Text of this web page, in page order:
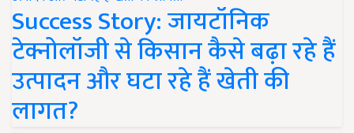
Success Story: जायटॉनिक
टेक्नोलॉजी से किसान कैसे बढ़ा रहे हैं
उत्पादन और घटा रहे हैं खेती की
लागत?